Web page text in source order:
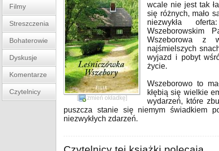
Filmy
Streszczenia
Bohaterowie
Dyskusje
Komentarze
Czytelnicy
[ zmień okładkę]
wcale nie jest tak
się różnych, mało
niezwykła
Wszeborowskim
Wszeborowa z
najśmielszych
wyjazd i pobyt
życie.
Wszeborowo to
kłębią się wielkie
wydarzeń, które
puszcza stanie się niemym świadkiem
niezwykłych zdarzeń.